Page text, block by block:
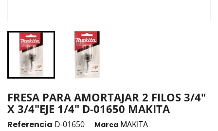
FRESA PARA AMORTAJAR 2 FILOS 3/4"
X 3/4"EJE 1/4" D-01650 MAKITA
Referencia D-01650 Marca MAKITA